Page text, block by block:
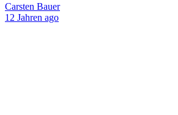
Carsten Bauer
12 Jahren ago